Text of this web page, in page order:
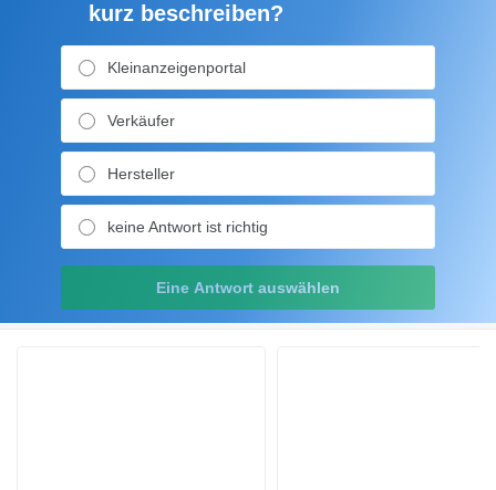
kurz beschreiben?
Kleinanzeigenportal
Verkäufer
Hersteller
keine Antwort ist richtig
Eine Antwort auswählen